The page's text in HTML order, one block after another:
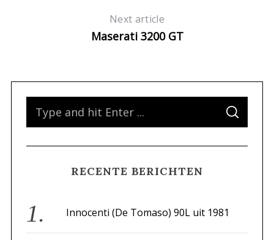
Next article
Maserati 3200 GT
f
o
S
A
C
RECENTE BERICHTEN
Innocenti (De Tomaso) 90L uit 1981